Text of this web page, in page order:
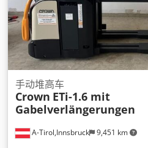
A-Tirol,Innsbruck 9,451 km
手动堆高车
Crown ETi-1.6 mit
Gabelverlängerungen